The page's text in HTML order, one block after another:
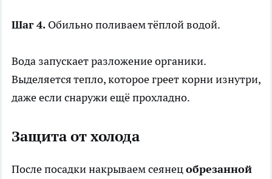
Шаг 4. Обильно поливаем тёплой водой.
Вода запускает разложение органики.
Выделяется тепло, которое греет корни изнутри,
даже если снаружи ещё прохладно.
Защита от холода
После посадки накрываем сеянецобрезанной